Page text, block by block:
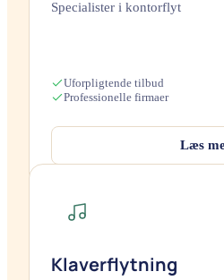
Specialister i kontorflyt
Uforpligtende tilbud
Professionelle firmaer
Læs
Klaverflytning